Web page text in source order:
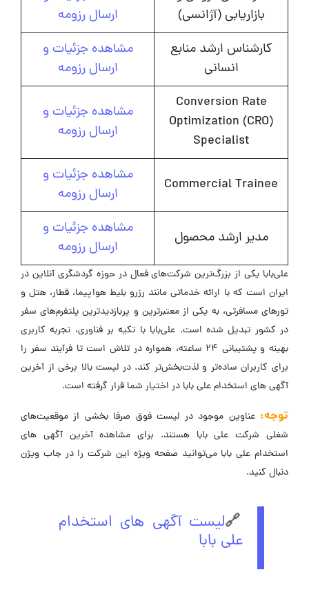
بازاریابی (آژانسی)
ارسال رزومه
کارشناس ارشد منابع
انسانی
مشاهده جزئیات و
ارسال رزومه
Conversion Rate
Optimization (CRO)
Specialist
مشاهده جزئیات و
ارسال رزومه
Commercial Trainee
مشاهده جزئیات و
ارسال رزومه
مدیر ارشد محصول
مشاهده جزئیات و
ارسال رزومه
علی‌بابا یکی از بزرگ‌ترین شرکت‌های فعال در حوزه گردشگری آنلاین در
ایران است که با ارائه خدماتی مانند رزرو بلیط هواپیما، قطار، هتل و
تورهای مسافرتی، به یکی از معتبرترین و پربازدیدترین پلتفرم‌های سفر
در کشور تبدیل شده است. علی‌بابا با تکیه بر فناوری، تجربه کاربری
بهینه و پشتیبانی ۲۴ ساعته، همواره در تلاش است تا فرآیند سفر را
برای کاربران ساده‌تر و لذت‌بخش‌تر کند. در لیست بالا برخی از آخرین
آگهی های استخدام علی بابا در اختیار شما قرار گرفته است.
توجه: عناوین موجود در لیست فوق صرفا بخشی از موقعیت‌های
شغلی شرکت علی بابا هستند. برای مشاهده آخرین آگهی های
استخدام علی بابا می‌توانید صفحه ویژه این شرکت را در جاب ویژن
دنبال کنید.
🔗لیست آگهی های استخدام
علی بابا